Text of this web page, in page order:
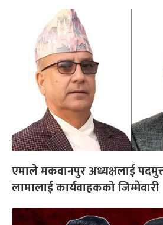
एमाले मकवानपुर अध्यक्षलाई
लामालाई कार्यवाहकको जिम्मेवारी